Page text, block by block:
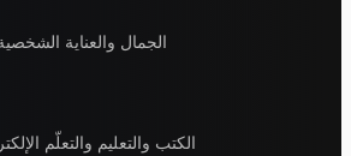
الجمال والعناية الشخصية
الكتب والتعليم والتعلّم الإلكتروني